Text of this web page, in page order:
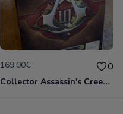
169.00€ 0
Collector Assassin's Creed 3 Neuf emballé!